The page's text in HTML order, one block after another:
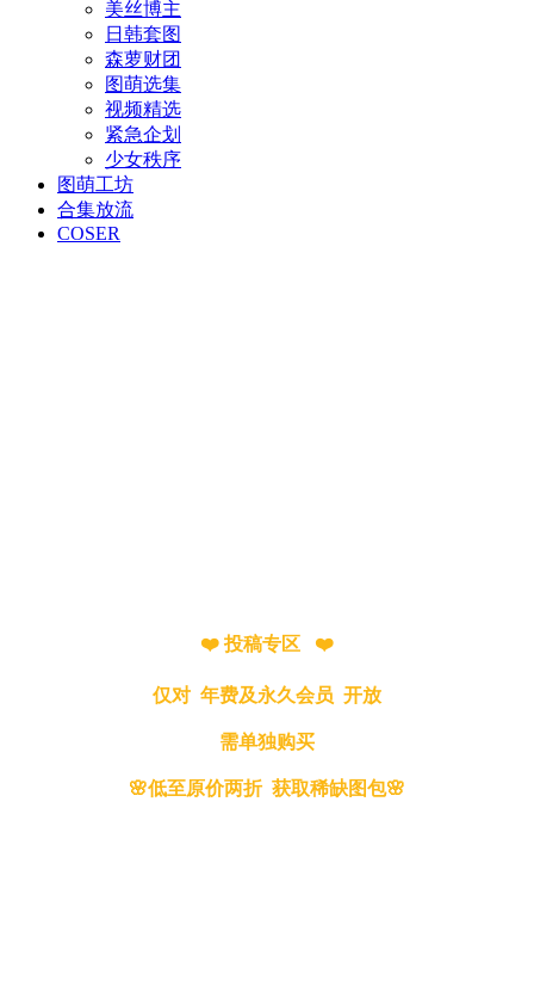
美丝博主
日韩套图
森萝财团
图萌选集
视频精选
紧急企划
少女秩序
图萌工坊
合集放流
COSER
❤️ 投稿专区 ❤️
仅对 年费及永久会员 开放
需单独购买
🌸低至原价两折 获取稀缺图包🌸